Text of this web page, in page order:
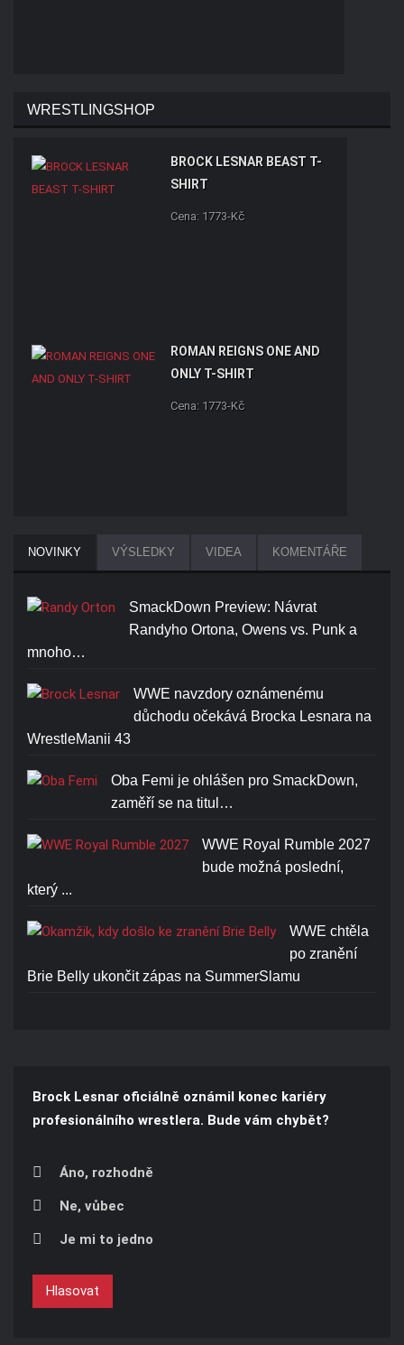
WRESTLINGSHOP
BROCK LESNAR BEAST T-
SHIRT
Cena: 1773-Kč
ROMAN REIGNS ONE AND
ONLY T-SHIRT
Cena: 1773-Kč
Cena: 1773-Kč
NOVINKY VÝSLEDKY VIDEA KOMENTÁŘE
SmackDown Preview: Návrat
Randyho Ortona, Owens vs. Punk a
mnoho…
WWE navzdory oznámenému
důchodu očekává Brocka Lesnara na
WrestleManii 43
Oba Femi je ohlášen pro SmackDown,
zaměří se na titul…
WWE Royal Rumble 2027
bude možná poslední,
který ...
WWE chtěla
po zranění
Brie Belly ukončit zápas na SummerSlamu
Brock Lesnar oficiálně oznámil konec kariéry
profesionálního wrestlera. Bude vám chybět?
Áno, rozhodně
Ne, vůbec
Je mi to jedno
Hlasovat